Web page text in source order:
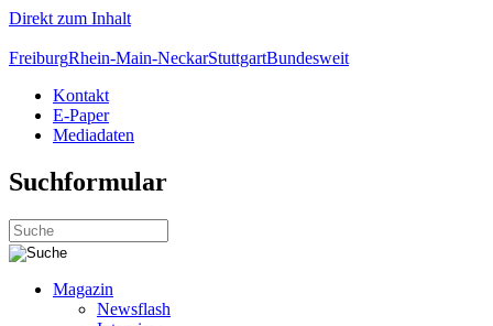
Direkt zum Inhalt
FreiburgRhein-Main-NeckarStuttgartBundesweit
Kontakt
E-Paper
Mediadaten
Suchformular
Magazin
Newsflash